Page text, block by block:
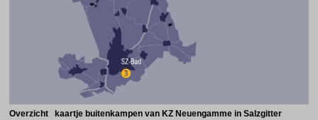
Overzicht kaartje buitenkampen van KZ Neuengamme in Salzgitter